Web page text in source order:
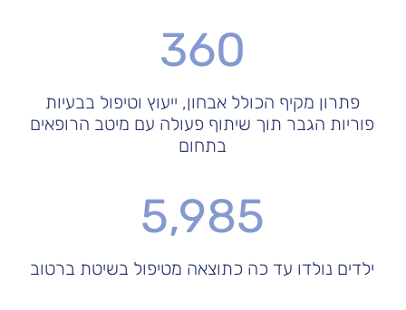
360
פתרון מקיף הכולל אבחון, ייעוץ וטיפול בבעיות
פוריות הגבר תוך שיתוף פעולה עם מיטב הרופאים
בתחום
5,985
ילדים נולדו עד כה כתוצאה מטיפול בשיטת ברטוב